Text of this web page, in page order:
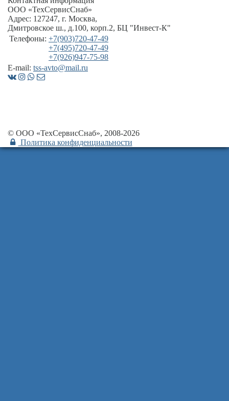
ООО «ТехСервисСнаб»
Адрес: 127247, г. Москва,
Дмитровское ш., д.100, корп.2, БЦ "Инвест-К"
Телефоны: +7(903)720-47-49
+7(495)720-47-49
+7(926)947-75-98
E-mail: tss-avto@mail.ru
© ООО «ТехСервисСнаб», 2008-2026
Политика конфиденциальности